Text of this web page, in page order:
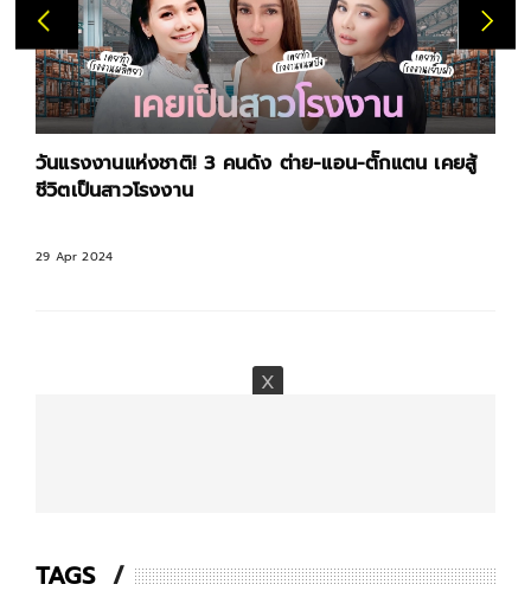
วันแรงงานแห่งชาติ! 3 คนดัง ต่าย-แอน-ตั๊กแตน เคยสู้
ชีวิตเป็นสาวโรงงาน
29 Apr 2024
TAGS